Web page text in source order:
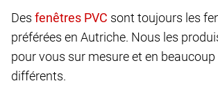
Des
sont toujours les
préférées en Autriche. Nous les
pour vous sur mesure et en beaucoup
différents.